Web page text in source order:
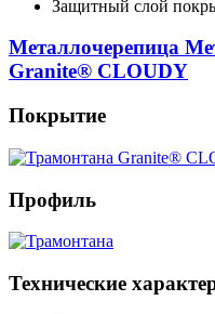
Защитный слой
Металлочерепица
Granite® CLOUDY
Покрытие
Профиль
Технические